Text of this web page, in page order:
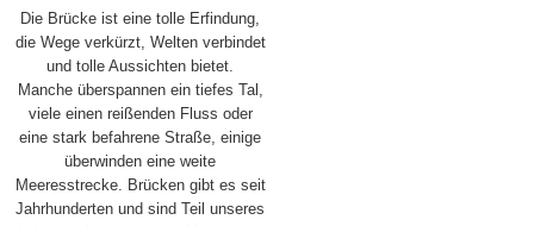
Die Brücke ist eine tolle Erfindung,
die Wege verkürzt, Welten verbindet
und tolle Aussichten bietet.
Manche überspannen ein tiefes Tal,
viele einen reißenden Fluss oder
eine stark befahrene Straße, einige
überwinden eine weite
Meeresstrecke. Brücken gibt es seit
Jahrhunderten und sind Teil unseres